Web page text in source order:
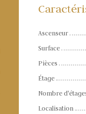
Ascenseur
Surface
Pièces
Étage
Nombre
Localisation